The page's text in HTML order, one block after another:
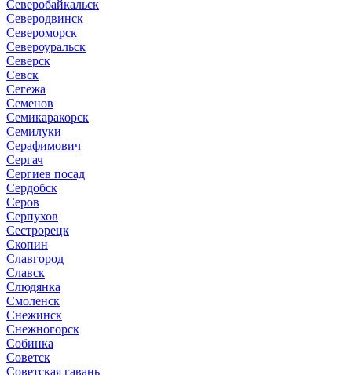
Северобайкальск
Северодвинск
Североморск
Североуральск
Северск
Севск
Сегежа
Семенов
Семикаракорск
Семилуки
Серафимович
Сергач
Сергиев посад
Сердобск
Серов
Серпухов
Сестрорецк
Скопин
Славгород
Славск
Слюдянка
Смоленск
Снежинск
Снежногорск
Собинка
Советск
Советская гавань